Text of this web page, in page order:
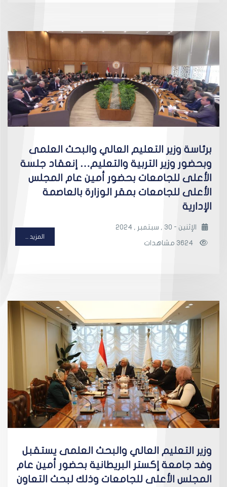
برئاسة وزير التعليم العالي والبحث العلمى
وبحضور وزير التربية والتعليم… إنعقاد جلسة
الأعلى للجامعات بحضور أمين عام المجلس
الأعلى للجامعات بمقر الوزارة بالعاصمة
الإدارية
الإثنين - 30 , سبتمبر , 2024
المزيد ...
وزير التعليم العالي والبحث العلمى يستقبل
وفد جامعة إكستر البريطانية بحضور أمين عام
المجلس الأعلى للجامعات وذلك لبحث التعاون